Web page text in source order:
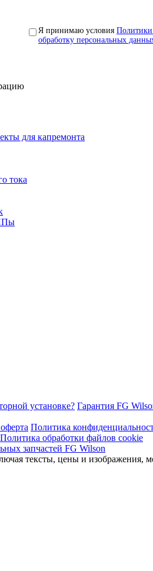
Я принимаю условия Политики
обработку персональных
для капремонта
тока
установке? Гарантия FG
Политика
Политика обработки файлов cookie
тексты, цены и изображения,